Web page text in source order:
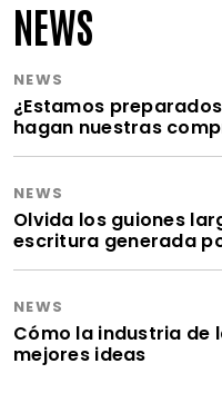
NEWS
NEWS
¿Estamos
hagan nuestras
NEWS
Olvida los guiones
escritura generada
NEWS
Cómo la industria de
mejores ideas